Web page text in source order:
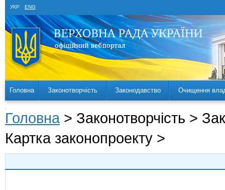
УКР ENG
Головна Законотворчість Законодавство Очищення
Головна > Законотворчість >
Картка законопроекту >